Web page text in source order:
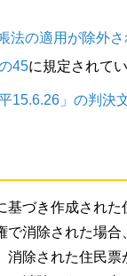
法の適用が除外
45に規定されてい
平15.6.26」の判決
基づき作成され
で消除された場合
消除された住民票